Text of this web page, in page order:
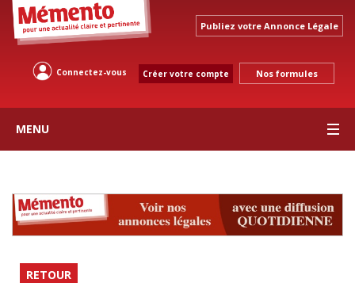
Publiez votre Annonce Légale
Connectez-vous Créer votre compte Nos formules
MENU
RETOUR